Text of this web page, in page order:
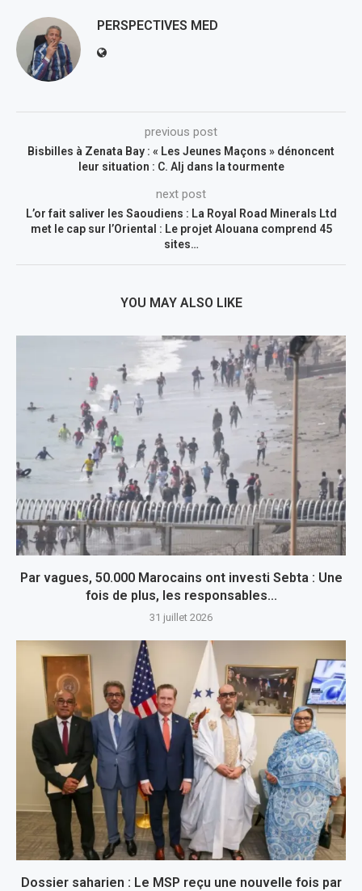
PERSPECTIVES MED
previous post
Bisbilles à Zenata Bay : « Les Jeunes Maçons » dénoncent
leur situation : C. Alj dans la tourmente
next post
L’or fait saliver les Saoudiens : La Royal Road Minerals Ltd
met le cap sur l’Oriental : Le projet Alouana comprend 45
sites…
YOU MAY ALSO LIKE
Par vagues, 50.000 Marocains ont investi Sebta : Une
fois de plus, les responsables...
31 juillet 2026
Dossier saharien : Le MSP reçu une nouvelle fois par